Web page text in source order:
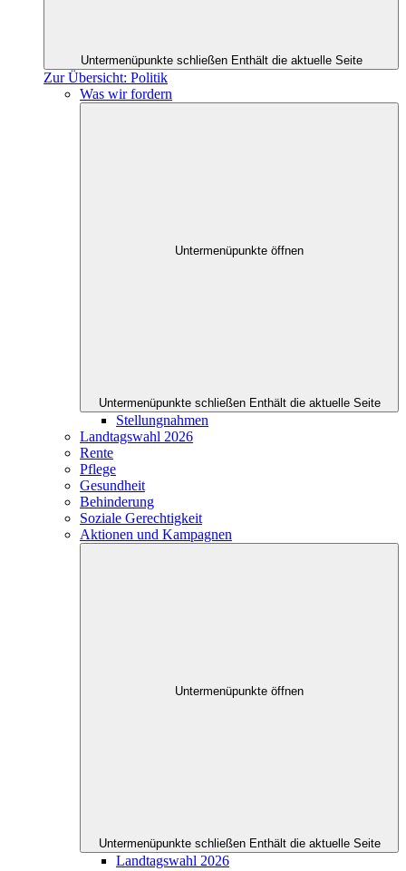
Untermenüpunkte schließen Enthält die aktuelle Seite
Zur Übersicht: Politik
Was wir fordern
Untermenüpunkte öffnen
Untermenüpunkte schließen Enthält die aktuelle Seite
Stellungnahmen
Landtagswahl 2026
Rente
Pflege
Gesundheit
Behinderung
Soziale Gerechtigkeit
Aktionen und Kampagnen
Untermenüpunkte öffnen
Untermenüpunkte schließen Enthält die aktuelle Seite
Landtagswahl 2026